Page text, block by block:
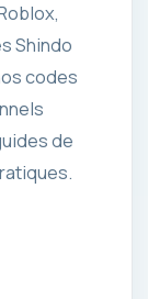
Shindo
codes
de